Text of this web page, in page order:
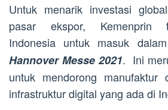
Untuk menarik investasi
pasar ekspor, Kemenprin
Indonesia untuk masuk dalam
Hannover Messe 2021. Ini
untuk mendorong manufaktur
infrastruktur digital yang ada di